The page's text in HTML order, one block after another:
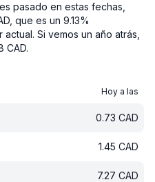
pasado en estas fechas,
que es un 9.13%
actual. Si vemos un año atrás,
CAD.
Hoy a las
0.73 CAD
1.45 CAD
7.27 CAD